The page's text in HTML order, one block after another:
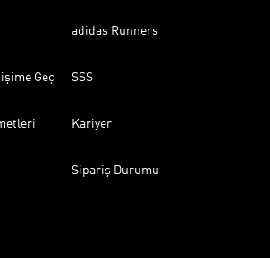
adidas Runners
Geç SSS
Kariyer
Sipariş Durumu